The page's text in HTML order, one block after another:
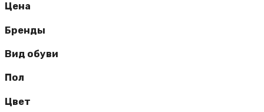
Цена
Бренды
Вид обуви
Пол
Цвет